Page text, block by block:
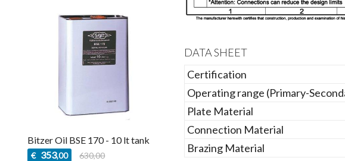
DATA SHEET
Certification
Operating range (Primary-
Plate Material
Connection Material
Brazing Material
Bitzer Oil BSE 170 - 10 lt tank
€ 353,00 630,00